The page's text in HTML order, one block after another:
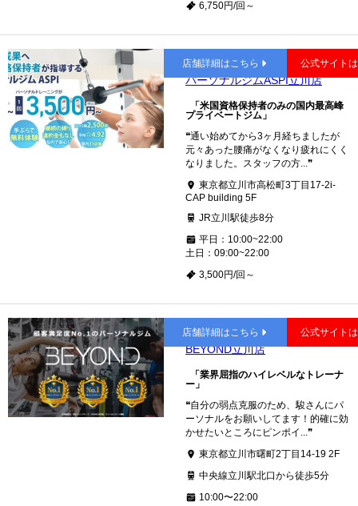
6,750円/回～
立川
パーソナルジムASPI立川店
「米国資格保持者のみの国内最高峰
プライベートジム」
❝通い始めてから3ヶ月経ちましたが
元々あった腰痛がなくなり疲れにくく
なりました。スタッフの方...❞
東京都立川市高松町3丁目17-2i-
CAP building 5F
JR立川駅徒歩8分
平日：10:00~22:00
土日：09:00~22:00
3,500円/回～
店舗詳細はこちら 公式サイト
立川
BEYOND立川店
「業界屈指のハイレベルなトレーナ
ー」
❝自分の弱点克服のため、駿さんにパ
ーソナルをお願いしてます！的確に効
かせたいところにピンポイ...❞
東京都立川市曙町2丁目14-19 2F
中央線立川駅北口から徒歩5分
10:00〜22:00
店舗詳細はこちら 公式サイト